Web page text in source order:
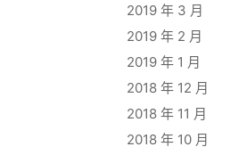
2019 年 3 月
2019 年 2 月
2019 年 1 月
2018 年 12 月
2018 年 11 月
2018 年 10 月